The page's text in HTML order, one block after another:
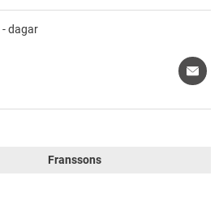
- dagar
Franssons